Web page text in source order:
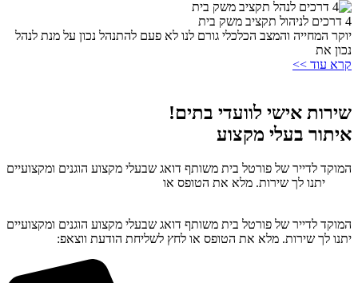
4 דרכים לניהול תקציב משק בית
יוקר המחייה והמצב הכלכלי גורם לנו לא פעם להתנהל נכון על מנת לנהל
נכון את
קרא עוד >>
שירות אישי לוועדי בתים!
איתור בעלי מקצוע
המוקד לדייר של פורטל בית משותף דואג שבעלי מקצוע הוגנים ומקצועיים
יתנו לך שירות. מלא את הטופס או
המוקד לדייר של פורטל בית משותף דואג שבעלי מקצוע הוגנים ומקצועיים
יתנו לך שירות. מלא את הטופס או לחץ לשליחת הודעת ווצאפ: